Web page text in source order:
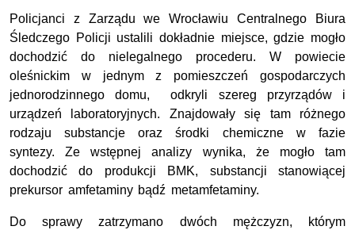
Policjanci z Zarządu we Wrocławiu Centralnego Biura
Śledczego Policji ustalili dokładnie miejsce, gdzie mogło
dochodzić do nielegalnego procederu. W powiecie
oleśnickim w jednym z pomieszczeń gospodarczych
jednorodzinnego domu, odkryli szereg przyrządów i
urządzeń laboratoryjnych. Znajdowały się tam różnego
rodzaju substancje oraz środki chemiczne w fazie
syntezy. Ze wstępnej analizy wynika, że mogło tam
dochodzić do produkcji BMK, substancji stanowiącej
prekursor amfetaminy bądź metamfetaminy.
Do sprawy zatrzymano dwóch mężczyzn, którym